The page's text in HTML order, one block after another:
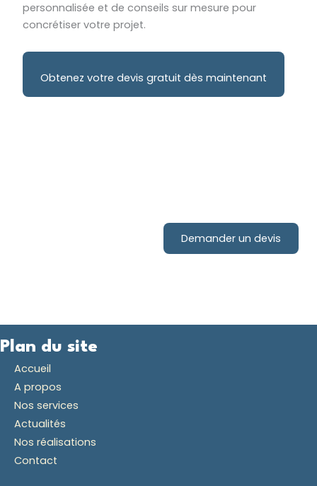
personnalisée et de conseils sur mesure pour
concrétiser votre projet.
Obtenez votre devis gratuit dès maintenant
Demander un devis
Plan du site
Accueil
A propos
Nos services
Actualités
Nos réalisations
Contact